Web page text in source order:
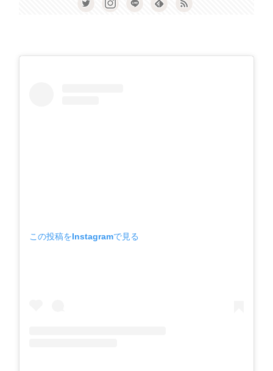
この投稿をInstagramで見る